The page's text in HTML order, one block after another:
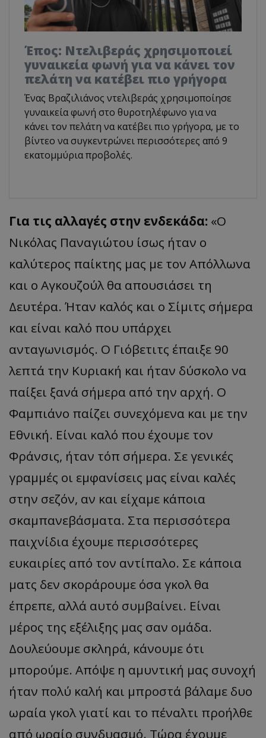
Έπος: Ντελιβεράς χρησιμοποιεί
γυναικεία φωνή για να κάνει τον
πελάτη να κατέβει πιο γρήγορα
Ένας Βραζιλιάνος ντελιβεράς χρησιμοποίησε
γυναικεία φωνή στο θυροτηλέφωνο για να
κάνει τον πελάτη να κατέβει πιο γρήγορα, με το
βίντεο να συγκεντρώνει περισσότερες από 9
εκατομμύρια προβολές.
Για τις αλλαγές στην ενδεκάδα: «Ο
Νικόλας Παναγιώτου ίσως ήταν ο
καλύτερος παίκτης μας με τον Απόλλωνα
και ο Αγκουζούλ θα απουσιάσει τη
Δευτέρα. Ήταν καλός και ο Σίμιτς σήμερα
και είναι καλό που υπάρχει
ανταγωνισμός. Ο Γιόβετιτς έπαιξε 90
λεπτά την Κυριακή και ήταν δύσκολο να
παίξει ξανά σήμερα από την αρχή. Ο
Φαμπιάνο παίζει συνεχόμενα και με την
Εθνική. Είναι καλό που έχουμε τον
Φράνσις, ήταν τόπ σήμερα. Σε γενικές
γραμμές οι εμφανίσεις μας είναι καλές
στην σεζόν, αν και είχαμε κάποια
σκαμπανεβάσματα. Στα περισσότερα
παιχνίδια έχουμε περισσότερες
ευκαιρίες από τον αντίπαλο. Σε κάποια
ματς δεν σκοράρουμε όσα γκολ θα
έπρεπε, αλλά αυτό συμβαίνει. Είναι
μέρος της εξέλιξης μας σαν ομάδα.
Δουλεύουμε σκληρά, κάνουμε ότι
μπορούμε. Απόψε η αμυντική μας συνοχή
ήταν πολύ καλή και μπροστά βάλαμε δυο
ωραία γκολ γιατί και το πέναλτι προήλθε
από ωραίο συνδυασμό. Τώρα έχουμε